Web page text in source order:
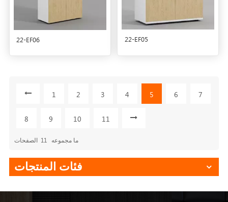
22-EF06 22-EF05
1 2 3 4 5 6 7
8 9 10 11
ما مجموعه 11 الصفحات
فئات المنتجات